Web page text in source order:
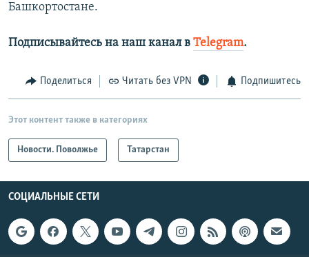
Башкортостане.
Подписывайтесь на наш канал в Telegram.
Поделиться Читать без VPN Подпишитесь
Этот контент также в категориях
Новости. Поволжье Татарстан
СОЦИАЛЬНЫЕ СЕТИ